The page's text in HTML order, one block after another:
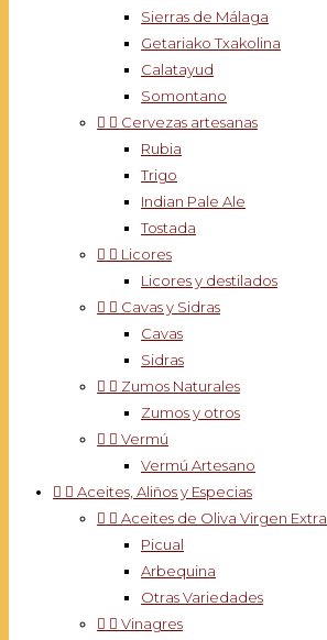
Sierras de Málaga
Getariako Txakolina
Calatayud
Somontano
  Cervezas artesanas
Rubia
Trigo
Indian Pale Ale
Tostada
  Licores
Licores y destilados
  Cavas y Sidras
Cavas
Sidras
  Zumos Naturales
Zumos y otros
  Vermú
Vermú Artesano
  Aceites, Aliños y Especias
  Aceites de Oliva Virgen Extra
Picual
Arbequina
Otras Variedades
  Vinagres